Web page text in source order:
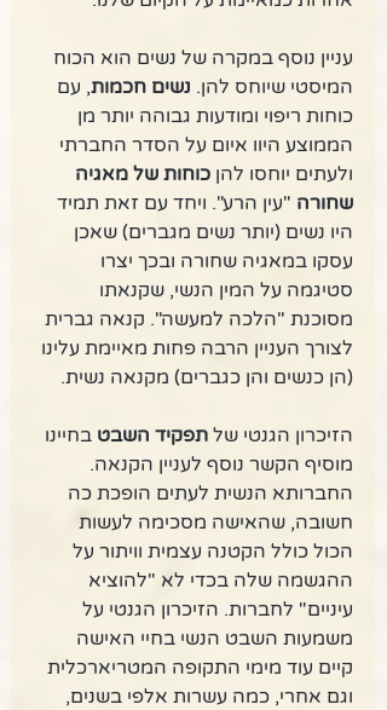
עניין נוסף במקרה של נשים הוא הכוח
המיסטי שיוחס להן. נשים חכמות, עם
כוחות ריפוי ומודעות גבוהה יותר מן
הממוצע היוו איום על הסדר החברתי
ולעתים יוחסו להן כוחות של מאגיה
שחורה "עין הרע". ויחד עם זאת תמיד
היו נשים (יותר נשים מגברים) שאכן
עסקו במאגיה שחורה ובכך יצרו
סטיגמה על המין הנשי, שקנאתו
מסוכנת "הלכה למעשה". קנאה גברית
לצורך העניין הרבה פחות מאיימת עלינו
(הן כנשים והן כגברים) מקנאה נשית.
הזיכרון הגנטי של תפקיד השבט בחיינו
מוסיף הקשר נוסף לעניין הקנאה.
החברותא הנשית לעתים הופכת כה
חשובה, שהאישה מסכימה לעשות
הכול כולל הקטנה עצמית וויתור על
ההגשמה שלה בכדי לא "להוציא
עיניים" לחברות. הזיכרון הגנטי על
משמעות השבט הנשי בחיי האישה
קיים עוד מימי התקופה המטריארכלית
וגם אחרי, כמה עשרות אלפי בשנים,